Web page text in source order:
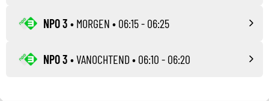
NPO 3 • MORGEN • 06:15 - 06:25
NPO 3 •VANOCHTEND • 06:10 - 06:20